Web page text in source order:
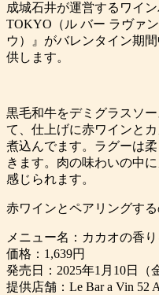
成城石井が運営するワイ
TOKYO（ル バー ラヴァ
ウ）』がバレンタイン期
供します。
黒毛和牛をデミグラスソ
て、仕上げに赤ワインと
煮込んでます。ラグーは
きます。肉の味わいの中
感じられます。
赤ワインとペアリングす
メニュー名：カカオの香
価格：1,639円
発売日：2025年1月10日（
提供店舗：Le Bar a Vin